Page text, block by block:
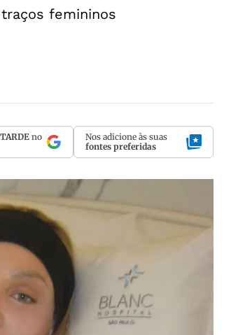
femininos
no
Nos adicione às suas
fontes preferidas